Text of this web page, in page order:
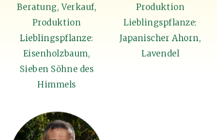
Beratung, Verkauf,
Produktion
Lieblingspflanze:
Eisenholzbaum,
Sieben Söhne des
Himmels
Produktion
Lieblingspflanze:
Japanischer Ahorn,
Lavendel